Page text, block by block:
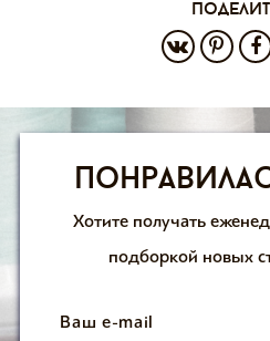
Хотите получать
подборкой новых